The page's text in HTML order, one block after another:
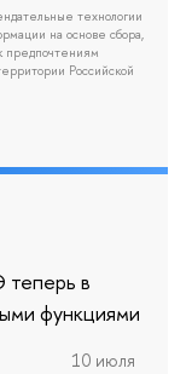
технологии
на основе сбора,
предпочтениям
Российской
в
функциями
10 июля